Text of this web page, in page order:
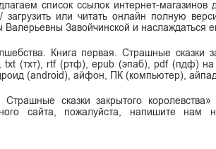
список ссылок интернет-магазинов
или читать онлайн полную
Завойчинской и наслаждаться
Книга первая. Страшные сказки
(тхт), rtf (ртф), epub (эпаб), pdf (пдф) на
(android), айфон, ПК (компьютер), айпад.
сказки закрытого
сайта, пожалуйста, напишите нам